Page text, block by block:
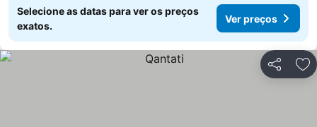
Selecione as datas para ver os preços
exatos.
Ver preços
Partilhar